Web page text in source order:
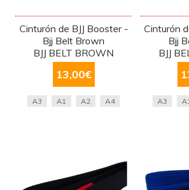
Cinturón de BJJ Booster -
Bjj Belt Brown
BJJ BELT BROWN
13,00€
A3 A1 A2 A4
Cinturón
Bjj
BJJ
A3